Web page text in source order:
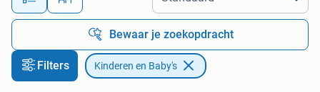
Bewaar je zoekopdracht
Filters Kinderen en Baby's